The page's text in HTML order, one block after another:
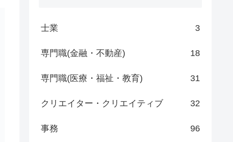
士業 3
専門職(金融・不動産) 18
専門職(医療・福祉・教育) 31
クリエイター・クリエイティブ 32
事務 96